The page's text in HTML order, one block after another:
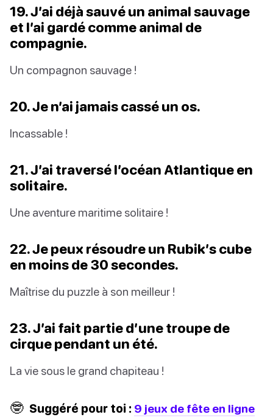
19. J’ai déjà sauvé un animal sauvage
et l’ai gardé comme animal de
compagnie.
Un compagnon sauvage !
20. Je n’ai jamais cassé un os.
Incassable !
21. J’ai traversé l’océan Atlantique en
solitaire.
Une aventure maritime solitaire !
22. Je peux résoudre un Rubik’s cube
en moins de 30 secondes.
Maîtrise du puzzle à son meilleur !
23. J’ai fait partie d’une troupe de
cirque pendant un été.
La vie sous le grand chapiteau !
🤓 Suggéré pour toi : 9 jeux de fête en ligne